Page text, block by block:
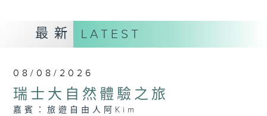
最新 LATEST
08/08/2026
瑞士大自然體驗之旅
嘉賓：旅遊自由人阿Kim